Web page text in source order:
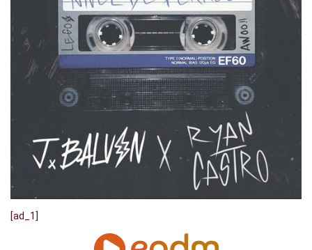
[ad_1]